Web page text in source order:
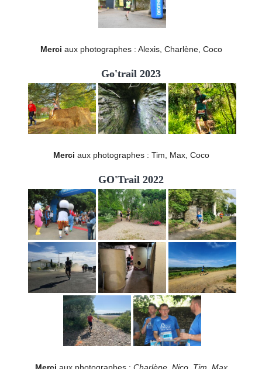
Merci aux photographes : Alexis, Charlène, Coco
Go'trail 2023
Merci aux photographes : Tim, Max, Coco
GO'Trail 2022